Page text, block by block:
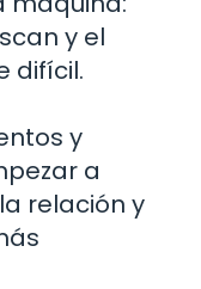
y el
difícil.
y
a
relación y